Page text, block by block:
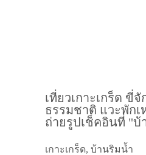
เที่ยวเกาะเกร็ด ขี่
ธรรมชาติ แวะพัก
ถ่ายรูปเช็คอินที่ "บ้
เกาะเกร็ด, บ้านริมน้ำ